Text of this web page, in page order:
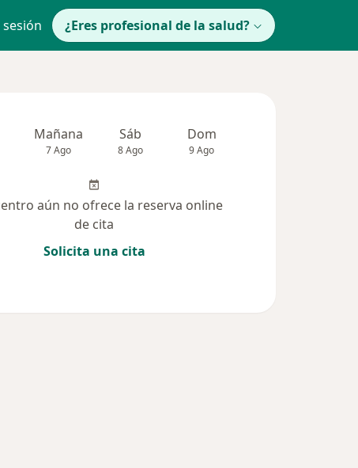
¿Eres profesional de la salud?
Mañana
7 Ago
Sáb
8 Ago
Dom
9 Ago
aún no ofrece la reserva online
de cita
Solicita una cita